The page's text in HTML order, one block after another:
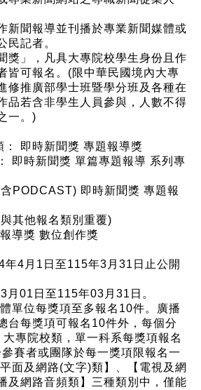
新聞報導並刊播於專業新聞媒體或
民記者。
獎」，凡具大專院校學生身份且作
皆可報名。(限中華民國境內大專
修推廣部學士班暨學分班及各種在
品若含非學生人員參與，人數不得
一。)
： 即時新聞獎 專題報導獎
即時新聞獎 單篇專題報導 系列專
PODCAST) 即時新聞獎 專題報
其他報名類別重覆)
導獎 數位創作獎
年4月1日至115年3月31日止公開
月01日至115年03月31日。
單位每獎項至多報名10件。廣播
台每獎項可報名10件外，每個分
專院校類，單一科系每獎項報名
參賽者或團隊於每一獎項限報名一
面及網路(文字)類】、【電視及網
及網路音頻類】三種類別中，僅能